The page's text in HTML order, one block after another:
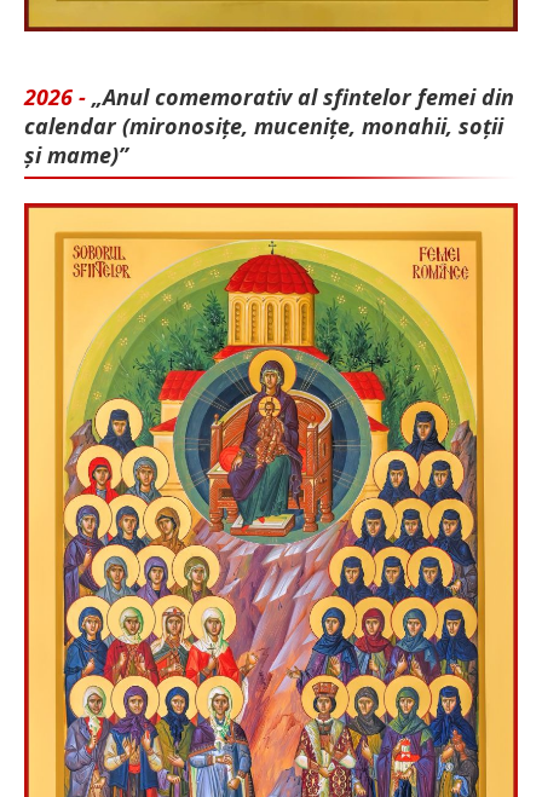
2026 - „Anul comemorativ al sfintelor femei din
calendar (mironosițe, mu­cenițe, monahii, soții
și mame)”